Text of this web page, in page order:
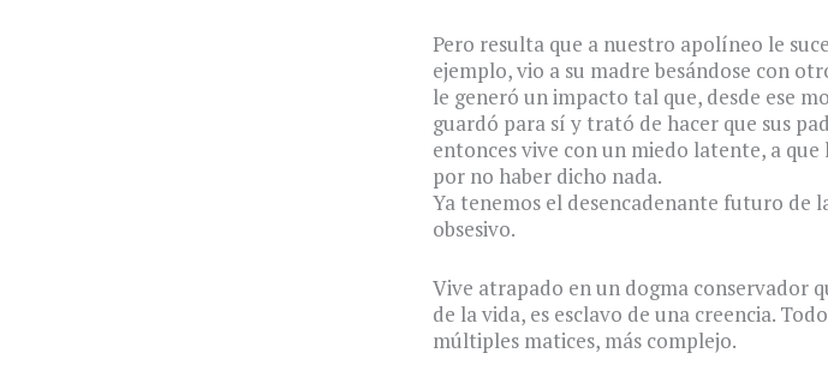
Pero resulta que a nuestro apolíneo le
ejemplo, vio a su madre besándose con
le generó un impacto tal que, desde ese
guardó para sí y trató de hacer que sus
entonces vive con un miedo latente, a
por no haber dicho nada.
Ya tenemos el desencadenante futuro de
obsesivo.
Vive atrapado en un dogma conservador
de la vida, es esclavo de una creencia.
múltiples matices, más complejo.